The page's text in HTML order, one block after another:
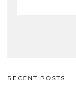
RECENT POSTS